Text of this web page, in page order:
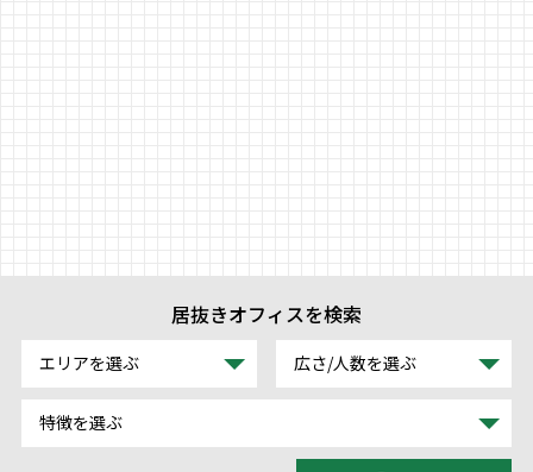
居抜きオフィスを検索
エリアを選ぶ 広さ/人数を選ぶ
特徴を選ぶ